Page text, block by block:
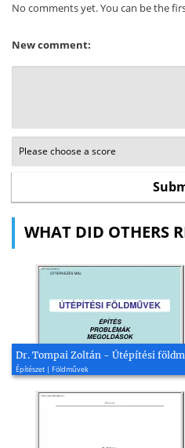
No comments yet. You can be the
New comment:
WHAT DID OTHERS
Dr. Tompai Zoltán - Útépítési
Építészet | Földművek